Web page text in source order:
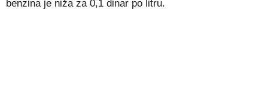
benzina je niža za 0,1 dinar po litru.